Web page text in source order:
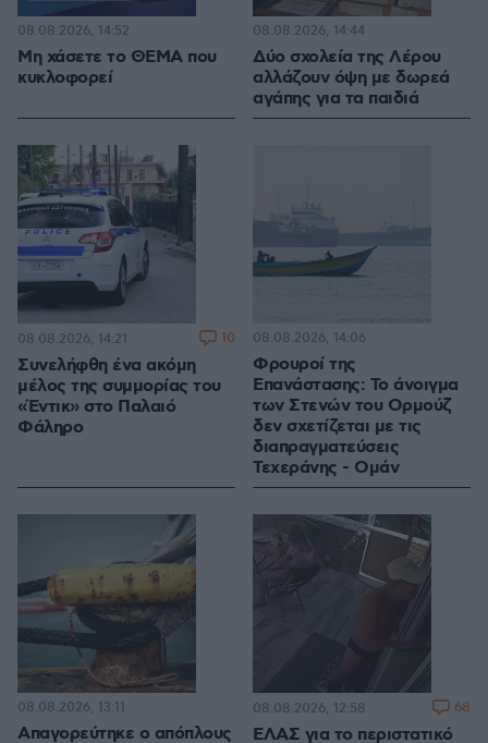
Μη χάσετε το ΘΕΜΑ που
κυκλοφορεί
08.08.2026, 14:52
Δύο σχολεία της Λέρου
αλλάζουν όψη με δωρεά
αγάπης για τα παιδιά
08.08.2026, 14:44
Συνελήφθη ένα ακόμη
μέλος της συμμορίας του
«Έντικ» στο Παλαιό
Φάληρο
08.08.2026, 14:21 10
Φρουροί της
Επανάστασης: Το άνοιγμα
των Στενών του Ορμούζ
δεν σχετίζεται με τις
διαπραγματεύσεις
Τεχεράνης - Ομάν
08.08.2026, 14:06
Απαγορεύτηκε ο απόπλους
08.08.2026, 13:11
ΕΛΑΣ για το περιστατικό
08.08.2026, 12:58 68